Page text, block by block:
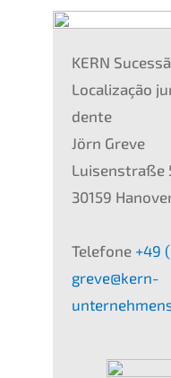
KERN
Locali­za­ção
den­te
Jörn Greve
Luisen­stra­ße
30159
Telefo­ne +49
greve@kern-